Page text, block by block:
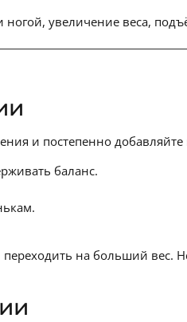
ногой, увеличение веса,
и постепенно
баланс.
на больший вес.